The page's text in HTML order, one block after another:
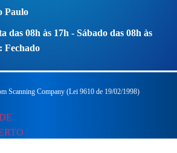
Paulo
das 08h às 17h - Sábado das 08h às
Fechado
Scanning Company (Lei 9610 de 19/02/1998)